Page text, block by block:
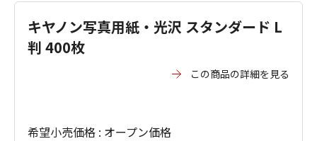
キヤノン写真用紙・光沢 スタンダード L
判 400枚
この商品の詳細を見る
希望小売価格 : オープン価格